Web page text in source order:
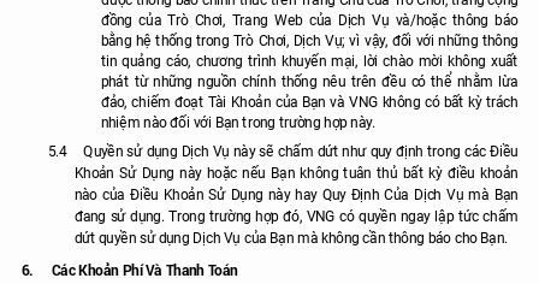
đồng của Trò Chơi, Trang Web của Dịch Vụ và/hoặc thông báo
bằng hệ thống trong Trò Chơi, Dịch Vụ; vì vậy, đối với những thông
tin quảng cáo, chương trình khuyến mại, lời chào mời không xuất
phát từ những nguồn chính thống nêu trên đều có thể nhằm lừa
đảo, chiếm đoạt Tài Khoản của Bạn và VNG không có bất kỳ trách
nhiệm nào đối với Bạn trong trường hợp này.
5.4
Quyền sử dụng Dịch Vụ này sẽ chấm dứt như quy định trong các Điều
Khoản Sử Dụng này hoặc nếu Bạn không tuân thủ bất kỳ điều khoản
nào của Điều Khoản Sử Dụng này hay Quy Định Của Dịch Vụ mà Bạn
đang sử dụng. Trong trường hợp đó, VNG có quyền ngay lập tức chấm
dứt quyền sử dụng Dịch Vụ của Bạn mà không cần thông báo cho Bạn.
6. Các Khoản Phí Và Thanh Toán